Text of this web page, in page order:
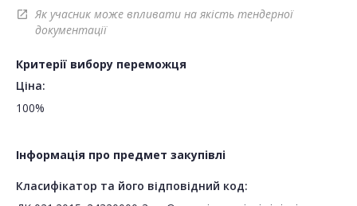
open_in_new
Як учасник може впливати на якість тендерної
документації
Критерії вибору переможця
Ціна:
100%
Інформація про предмет закупівлі
Класифікатор та його відповідний код: